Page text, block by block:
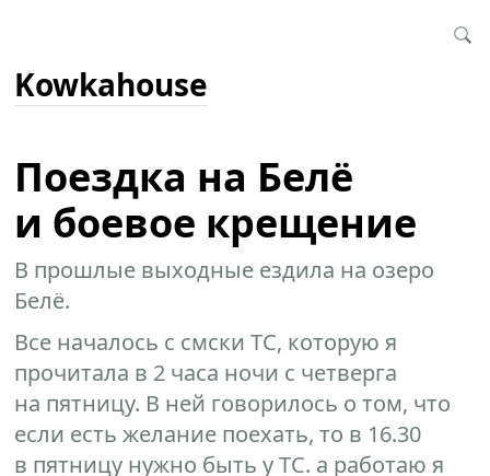
Kowkahouse
Поездка на Белё
и боевое крещение
В прошлые выходные ездила на озеро
Белё.
Все началось с смски ТС, которую я
прочитала в 2 часа ночи с четверга
на пятницу. В ней говорилось о том, что
если есть желание поехать, то в 16.30
в пятницу нужно быть у ТС. а работаю я